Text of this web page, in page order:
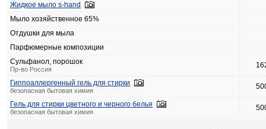
Жидкое мыло s-hand
Мыло хозяйственное 65%
Отдушки для мыла
Парфюмерные композиции
Сульфанол, порошок
Пр-во Россия
Гиппоаллергенный гель для стирки
безопасная бытовая химия
Гель для стирки цветного и черного белья
безопасная бытовая химия